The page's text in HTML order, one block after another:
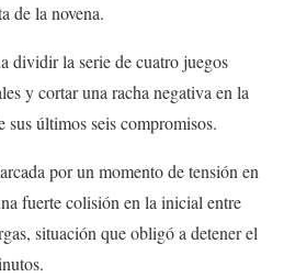
de la novena.
dividir la serie de cuatro juegos
y cortar una racha negativa en la
últimos seis compromisos.
por un momento de tensión en
fuerte colisión en la inicial entre
situación que obligó a detener el